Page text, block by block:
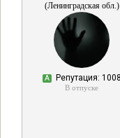
(Ленинградская обл.)
А Репутация: 1008
В отпуске